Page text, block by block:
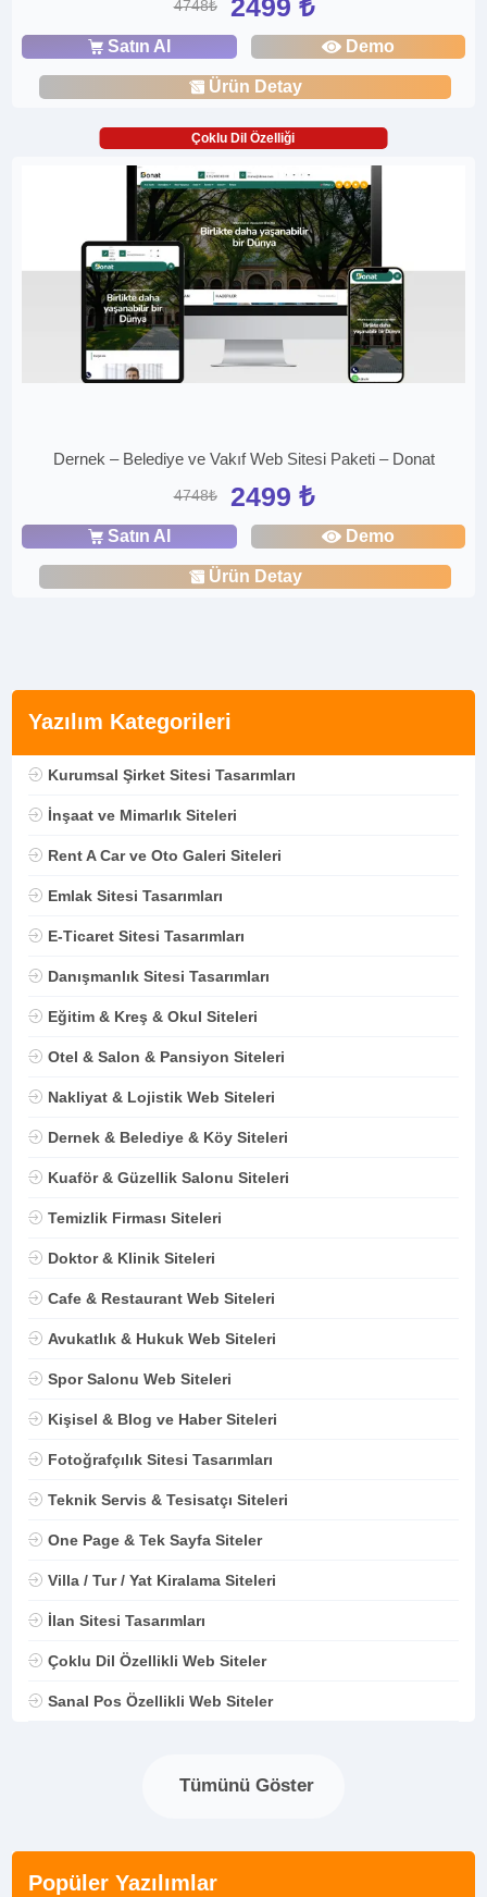
Yazılım Kategorileri
Kurumsal Şirket Sitesi Tasarımları
İnşaat ve Mimarlık Siteleri
Rent A Car ve Oto Galeri Siteleri
Emlak Sitesi Tasarımları
E-Ticaret Sitesi Tasarımları
Danışmanlık Sitesi Tasarımları
Eğitim & Kreş & Okul Siteleri
Otel & Salon & Pansiyon Siteleri
Nakliyat & Lojistik Web Siteleri
Dernek & Belediye & Köy Siteleri
Kuaför & Güzellik Salonu Siteleri
Temizlik Firması Siteleri
Doktor & Klinik Siteleri
Cafe & Restaurant Web Siteleri
Avukatlık & Hukuk Web Siteleri
Spor Salonu Web Siteleri
Kişisel & Blog ve Haber Siteleri
Fotoğrafçılık Sitesi Tasarımları
Teknik Servis & Tesisatçı Siteleri
One Page & Tek Sayfa Siteler
Villa / Tur / Yat Kiralama Siteleri
İlan Sitesi Tasarımları
Çoklu Dil Özellikli Web Siteler
Sanal Pos Özellikli Web Siteler
Tümünü Göster
Popüler Yazılımlar
4748₺ 2499 ₺
Satın Al Demo
Ürün Detay
Çoklu Dil Özelliği
Dernek – Belediye ve Vakıf Web Sitesi Paketi – Donat
4748₺ 2499 ₺
Satın Al Demo
Ürün Detay